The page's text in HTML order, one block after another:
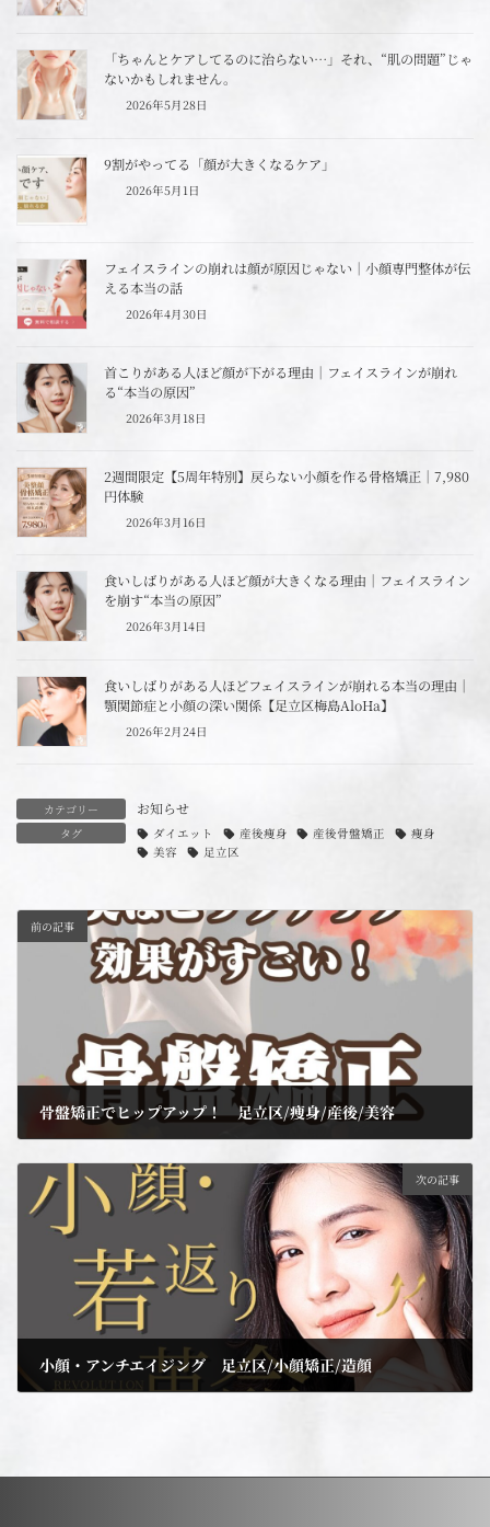
「ちゃんとケアしてるのに治らない…」それ、“肌の問題”じゃ
ないかもしれません。
2026年5月28日
9割がやってる「顔が大きくなるケア」
2026年5月1日
フェイスラインの崩れは顔が原因じゃない｜小顔専門整体が伝
える本当の話
2026年4月30日
首こりがある人ほど顔が下がる理由｜フェイスラインが崩れ
る“本当の原因”
2026年3月18日
2週間限定【5周年特別】戻らない小顔を作る骨格矯正｜7,980
円体験
2026年3月16日
食いしばりがある人ほど顔が大きくなる理由｜フェイスライン
を崩す“本当の原因”
2026年3月14日
食いしばりがある人ほどフェイスラインが崩れる本当の理由｜
顎関節症と小顔の深い関係【足立区梅島AloHa】
2026年2月24日
カテゴリー お知らせ
タグ ダイエット 産後痩身 産後骨盤矯正
痩身
美容
足立区
前の記事
骨盤矯正でヒップアップ！ 足立区/痩身/産後/美容
次の記事
小顔・アンチエイジング 足立区/小顔矯正/造顔